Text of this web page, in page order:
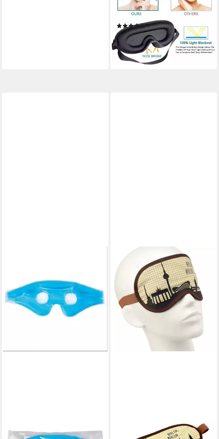
Abdunklung, Atmungsaktive
und bequeme Augenmaske
für Reisen(4)
9,99 € UVP24,99 €
-60%
lieferbar - in 2-3 Werktagen bei dir
zur Kühl- und
Augenmaske, Schlafbrille -